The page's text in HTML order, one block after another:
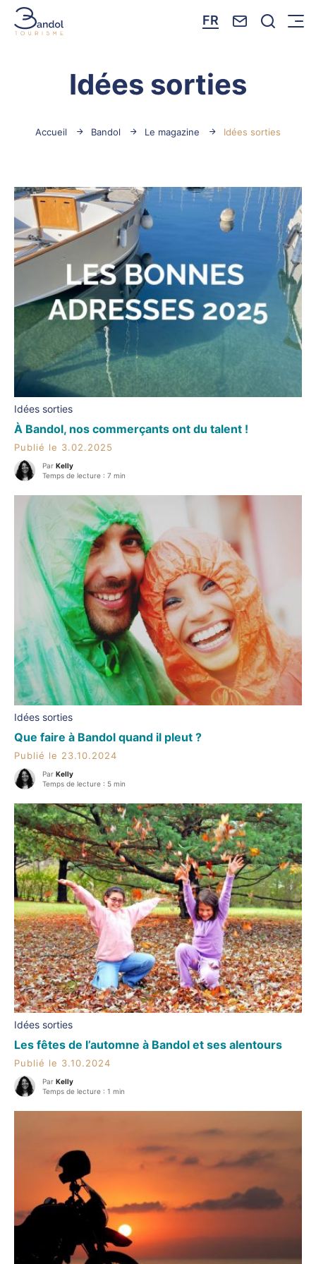
FR Nous Je
Menu
Idées sorties
Accueil Bandol Le magazine Idées sorties
Idées sorties
À Bandol, nos commerçants ont du talent !
Publié le 3.02.2025
Par Kelly
Temps de lecture : 7 min
Idées sorties
Que faire à Bandol quand il pleut ?
Publié le 23.10.2024
Par Kelly
Temps de lecture : 5 min
Idées sorties
Les fêtes de l’automne à Bandol et ses alentours
Publié le 3.10.2024
Par Kelly
Temps de lecture : 1 min